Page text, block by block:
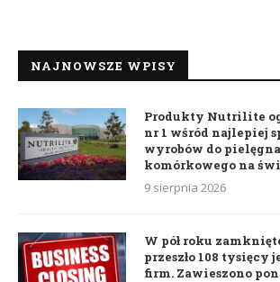
NAJNOWSZE WPISY
Produkty Nutrilite
nr 1 wśród najlepiej
wyrobów do
komórkowego na
9 sierpnia 2026
W pół roku
przeszło 108 tysięcy
firm. Zawieszono